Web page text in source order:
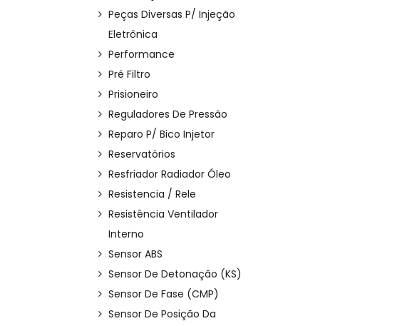
Peças Diversas P/ Injeção
Eletrônica
Performance
Pré Filtro
Prisioneiro
Reguladores De Pressão
Reparo P/ Bico Injetor
Reservatórios
Resfriador Radiador Óleo
Resistencia / Rele
Resistência Ventilador
Interno
Sensor ABS
Sensor De Detonação (KS)
Sensor De Fase (CMP)
Sensor De Posição Da